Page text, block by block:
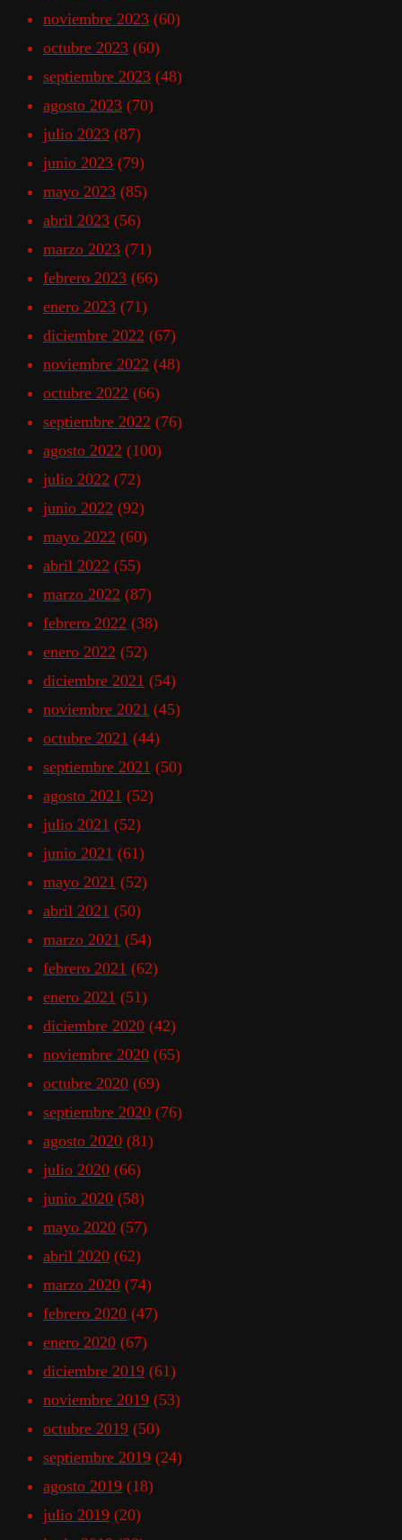
noviembre 2023 (60)
octubre 2023 (60)
septiembre 2023 (48)
agosto 2023 (70)
julio 2023 (87)
junio 2023 (79)
mayo 2023 (85)
abril 2023 (56)
marzo 2023 (71)
febrero 2023 (66)
enero 2023 (71)
diciembre 2022 (67)
noviembre 2022 (48)
octubre 2022 (66)
septiembre 2022 (76)
agosto 2022 (100)
julio 2022 (72)
junio 2022 (92)
mayo 2022 (60)
abril 2022 (55)
marzo 2022 (87)
febrero 2022 (38)
enero 2022 (52)
diciembre 2021 (54)
noviembre 2021 (45)
octubre 2021 (44)
septiembre 2021 (50)
agosto 2021 (52)
julio 2021 (52)
junio 2021 (61)
mayo 2021 (52)
abril 2021 (50)
marzo 2021 (54)
febrero 2021 (62)
enero 2021 (51)
diciembre 2020 (42)
noviembre 2020 (65)
octubre 2020 (69)
septiembre 2020 (76)
agosto 2020 (81)
julio 2020 (66)
junio 2020 (58)
mayo 2020 (57)
abril 2020 (62)
marzo 2020 (74)
febrero 2020 (47)
enero 2020 (67)
diciembre 2019 (61)
noviembre 2019 (53)
octubre 2019 (50)
septiembre 2019 (24)
agosto 2019 (18)
julio 2019 (20)